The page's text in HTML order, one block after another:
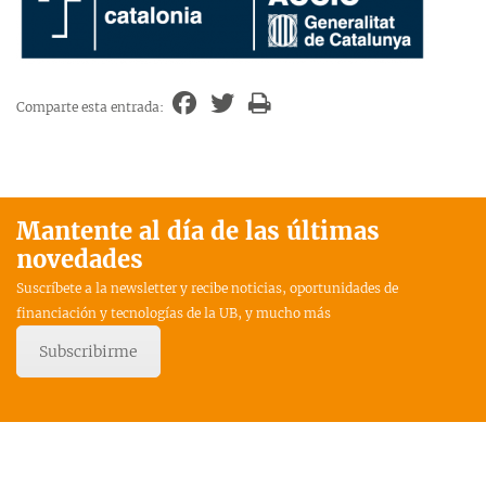
Comparte esta entrada:
Mantente al día de las últimas
novedades
Suscríbete a la newsletter y recibe noticias, oportunidades de
financiación y tecnologías de la UB, y mucho más
Subscribirme